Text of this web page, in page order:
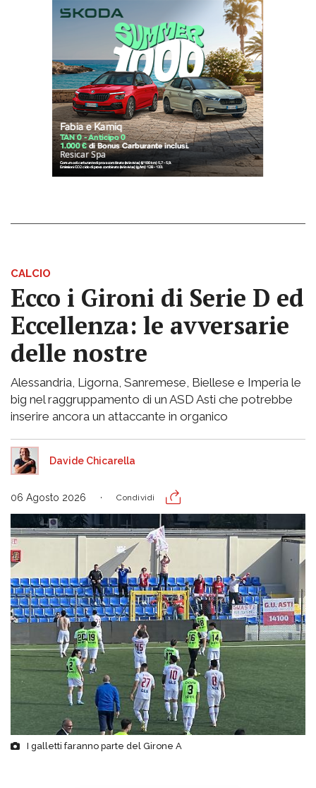
CALCIO
Ecco i Gironi di Serie D ed
Eccellenza: le avversarie
delle nostre
Alessandria, Ligorna, Sanremese, Biellese e Imperia le
big nel raggruppamento di un ASD Asti che potrebbe
inserire ancora un attaccante in organico
Davide Chicarella
06 Agosto 2026 Condividi
I galletti faranno parte del Girone A